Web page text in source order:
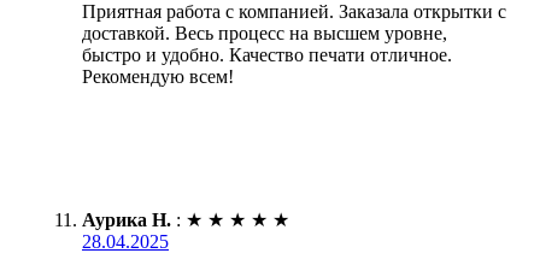
Приятная работа с компанией. Заказала открытки с
доставкой. Весь процесс на высшем уровне,
быстро и удобно. Качество печати отличное.
Рекомендую всем!
Аурика Н. : ★ ★ ★ ★ ★
28.04.2025